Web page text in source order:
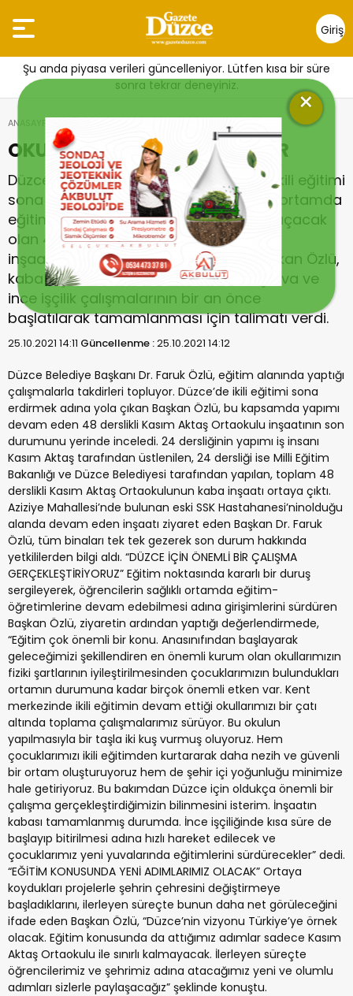
Giriş
Yap
Şu anda piyasa verileri güncelleniyor. Lütfen kısa bir süre
sonra tekrar deneyiniz.
ANASAYFA
OKUL İNŞAATI HIZLA İLERLİYOR
Düzce Belediye Başkanı Dr. Faruk Özlü, ikili eğitimi
sona erdirecek, öğrencilerin sağlıklı bir ortamda
eğitimlerini sürdürebilmelerinin önünü açacak
olan 48 derslikli Kasım Aktaş Ortaokulu
inşaatında incelemelerde bulundu. Başkan Özlü,
kaba inşaatı tamamlanan okulun, dış sıva ve
ince işçilik çalışmalarının bir an önce
başlatılarak tamamlanması için talimatı verdi.
25.10.2021 14:11 Güncellenme :25.10.2021 14:12
Düzce Belediye Başkanı Dr. Faruk Özlü, eğitim alanında yaptığı
çalışmalarla takdirleri topluyor. Düzce’de ikili eğitimi sona
erdirmek adına yola çıkan Başkan Özlü, bu kapsamda yapımı
devam eden 48 derslikli Kasım Aktaş Ortaokulu inşaatının son
durumunu yerinde inceledi. 24 dersliğinin yapımı iş insanı
Kasım Aktaş tarafından üstlenilen, 24 dersliği ise Milli Eğitim
Bakanlığı ve Düzce Belediyesi tarafından yapılan, toplam 48
derslikli Kasım Aktaş Ortaokulunun kaba inşaatı ortaya çıktı.
Aziziye Mahallesi’nde bulunan eski SSK Hastahanesi’ninolduğu
alanda devam eden inşaatı ziyaret eden Başkan Dr. Faruk
Özlü, tüm binaları tek tek gezerek son durum hakkında
yetkililerden bilgi aldı. “DÜZCE İÇİN ÖNEMLİ BİR ÇALIŞMA
GERÇEKLEŞTİRİYORUZ” Eğitim noktasında kararlı bir duruş
sergileyerek, öğrencilerin sağlıklı ortamda eğitim-
öğretimlerine devam edebilmesi adına girişimlerini sürdüren
Başkan Özlü, ziyaretin ardından yaptığı değerlendirmede,
“Eğitim çok önemli bir konu. Anasınıfından başlayarak
geleceğimizi şekillendiren en önemli kurum olan okullarımızın
fiziki şartlarının iyileştirilmesinden çocuklarımızın bulundukları
ortamın durumuna kadar birçok önemli etken var. Kent
merkezinde ikili eğitimin devam ettiği okullarımızı bir çatı
altında toplama çalışmalarımız sürüyor. Bu okulun
yapılmasıyla bir taşla iki kuş vurmuş oluyoruz. Hem
çocuklarımızı ikili eğitimden kurtararak daha nezih ve güvenli
bir ortam oluşturuyoruz hem de şehir içi yoğunluğu minimize
hale getiriyoruz. Bu bakımdan Düzce için oldukça önemli bir
çalışma gerçekleştirdiğimizin bilinmesini isterim. İnşaatın
kabası tamamlanmış durumda. İnce işçiliğinde kısa süre de
başlayıp bitirilmesi adına hızlı hareket edilecek ve
çocuklarımız yeni yuvalarında eğitimlerini sürdürecekler” dedi.
“EĞİTİM KONUSUNDA YENİ ADIMLARIMIZ OLACAK” Ortaya
koydukları projelerle şehrin çehresini değiştirmeye
başladıklarını, ilerleyen süreçte bunun daha net görüleceğini
ifade eden Başkan Özlü, “Düzce’nin vizyonu Türkiye’ye örnek
olacak. Eğitim konusunda da attığımız adımlar sadece Kasım
Aktaş Ortaokulu ile sınırlı kalmayacak. İlerleyen süreçte
öğrencilerimiz ve şehrimiz adına atacağımız yeni ve olumlu
adımları sizlerle paylaşacağız” şeklinde konuştu.
×